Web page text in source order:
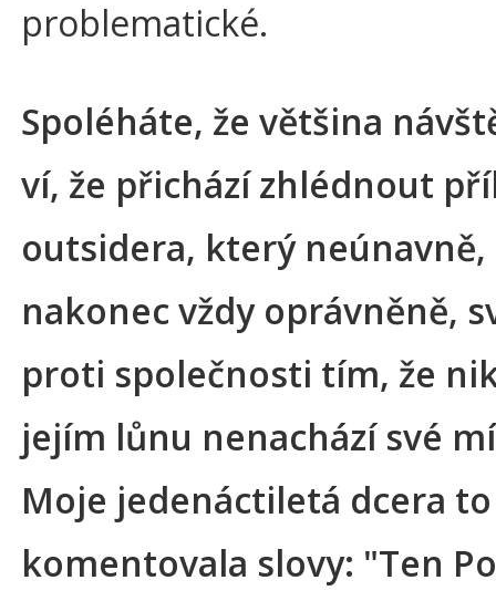
problematické.
Spoléháte, že většina
ví, že přichází zhlédnout
outsidera, který neúnavně,
nakonec vždy oprávněně,
proti společnosti tím, že
jejím lůnu nenachází své
Moje jedenáctiletá dcera to
komentovala slovy: "Ten